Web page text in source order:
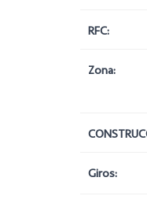
RFC:
Zona:
Giros: